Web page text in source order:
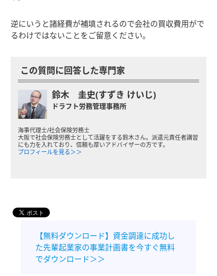
逆にいうと諸経費が補填されるので会社の買収費用がで
るわけではないことをご留意ください。
この質問に回答した専門家
鈴木 圭史(すずき けいじ)
ドラフト労務管理事務所
海事代理士/社会保険労務士
大阪で社会保険労務士として活躍をする鈴木さん。派遣元責任者講習
にも力を入れており、信頼も厚いアドバイザーの方です。
プロフィールを見る＞＞
【無料ダウンロード】資金調達に成功し
た先輩起業家の事業計画書を今すぐ無料
でダウンロード＞＞